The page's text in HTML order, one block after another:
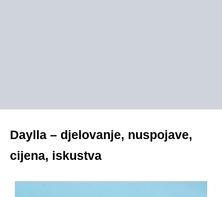
Daylla – djelovanje, nuspojave,
cijena, iskustva